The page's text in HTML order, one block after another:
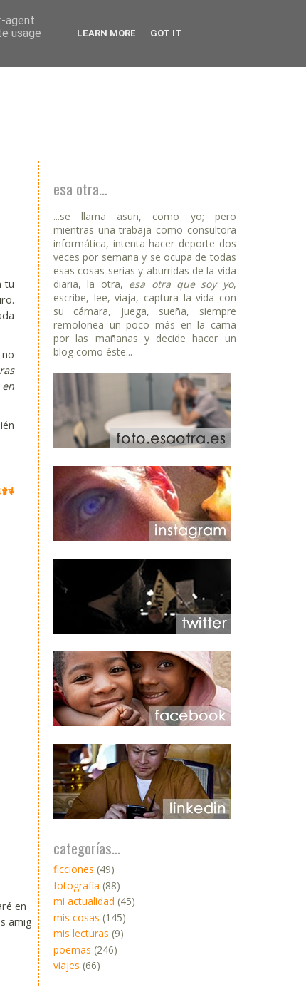
tu
en
amiga.
esa otra...
...se llama asun, como yo; pero
mientras una trabaja como consultora
informática, intenta hacer deporte dos
veces por semana y se ocupa de todas
esas cosas serias y aburridas de la vida
diaria, la otra, esa otra que soy yo,
escribe, lee, viaja, captura la vida con
su cámara, juega, sueña, siempre
remolonea un poco más en la cama
por las mañanas y decide hacer un
blog como éste...
categorías...
ficciones (49)
fotografía (88)
mi actualidad (45)
mis cosas (145)
mis lecturas (9)
poemas (246)
viajes (66)
agent
usage
LEARN MORE GOT IT